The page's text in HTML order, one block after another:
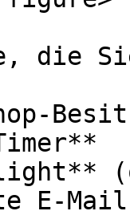
die
E-